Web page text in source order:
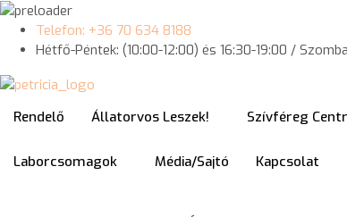
Telefon: +36 70 634 8188
Hétfő-Péntek: (10:00-12:00) és 16:30-19:00 /
Rendelő Állatorvos Leszek! Szívféreg
Laborcsomagok Média/Sajtó Kapcsolat